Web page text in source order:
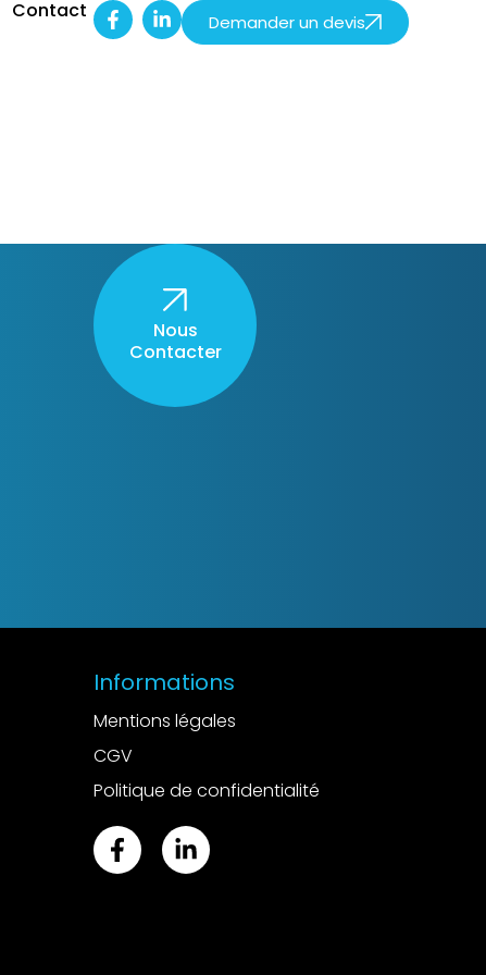
Contact Demander un devis
Nous
Contacter
Informations
Mentions légales
CGV
Politique de confidentialité